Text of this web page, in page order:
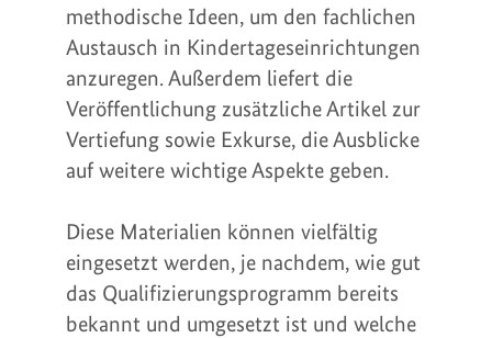
methodische Ideen, um den fachlichen
Austausch in Kindertageseinrichtungen
anzuregen. Außerdem liefert die
Veröffentlichung zusätzliche Artikel zur
Vertiefung sowie Exkurse, die Ausblicke
auf weitere wichtige Aspekte geben.
Diese Materialien können vielfältig
eingesetzt werden, je nachdem, wie gut
das Qualifizierungsprogramm bereits
bekannt und umgesetzt ist und welche